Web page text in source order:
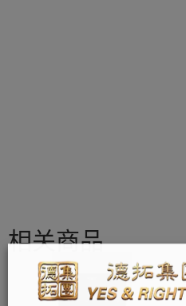
相关商品